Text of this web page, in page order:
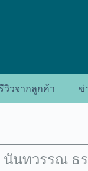
วิวจากลูกค้า ข่
นทวรรณ ธ